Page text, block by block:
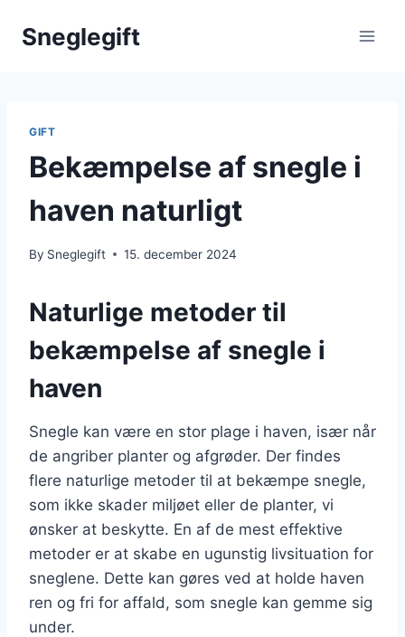
Sneglegift
GIFT
Bekæmpelse af snegle i
haven naturligt
By Sneglegift 15. december 2024
Naturlige metoder til
bekæmpelse af snegle i
haven
Snegle kan være en stor plage i haven, især når
de angriber planter og afgrøder. Der findes
flere naturlige metoder til at bekæmpe snegle,
som ikke skader miljøet eller de planter, vi
ønsker at beskytte. En af de mest effektive
metoder er at skabe en ugunstig livsituation for
sneglene. Dette kan gøres ved at holde haven
ren og fri for affald, som snegle kan gemme sig
under.